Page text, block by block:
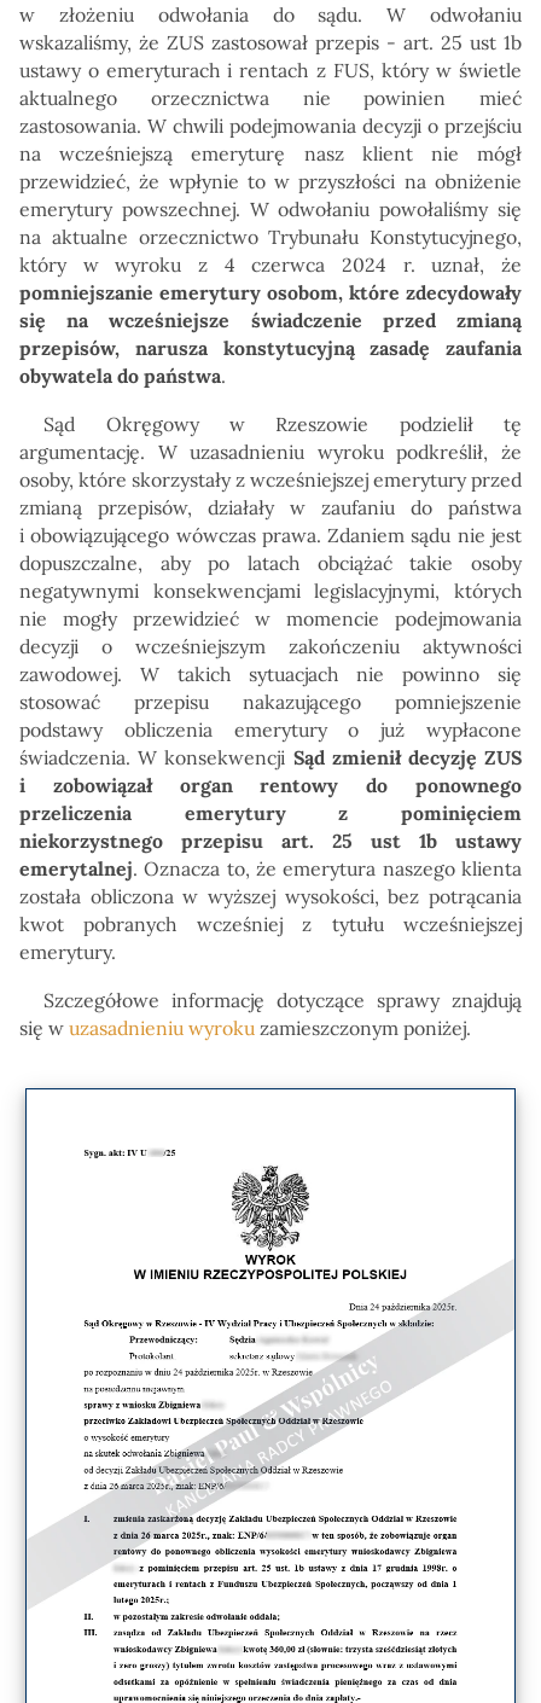
w złożeniu odwołania do sądu. W odwołaniu
wskazaliśmy, że ZUS zastosował przepis - art. 25 ust 1b
ustawy o emeryturach i rentach z FUS, który w świetle
aktualnego orzecznictwa nie powinien mieć
zastosowania. W chwili podejmowania decyzji o przejściu
na wcześniejszą emeryturę nasz klient nie mógł
przewidzieć, że wpłynie to w przyszłości na obniżenie
emerytury powszechnej. W odwołaniu powołaliśmy się
na aktualne orzecznictwo Trybunału Konstytucyjnego,
który w wyroku z 4 czerwca 2024 r. uznał, że
pomniejszanie emerytury osobom, które zdecydowały
się na wcześniejsze świadczenie przed zmianą
przepisów, narusza konstytucyjną zasadę zaufania
obywatela do państwa.
Sąd Okręgowy w Rzeszowie podzielił tę
argumentację. W uzasadnieniu wyroku podkreślił, że
osoby, które skorzystały z wcześniejszej emerytury przed
zmianą przepisów, działały w zaufaniu do państwa
i obowiązującego wówczas prawa. Zdaniem sądu nie jest
dopuszczalne, aby po latach obciążać takie osoby
negatywnymi konsekwencjami legislacyjnymi, których
nie mogły przewidzieć w momencie podejmowania
decyzji o wcześniejszym zakończeniu aktywności
zawodowej. W takich sytuacjach nie powinno się
stosować przepisu nakazującego pomniejszenie
podstawy obliczenia emerytury o już wypłacone
świadczenia. W konsekwencji Sąd zmienił decyzję ZUS
i zobowiązał organ rentowy do ponownego
przeliczenia emerytury z pominięciem
niekorzystnego przepisu art. 25 ust 1b ustawy
emerytalnej. Oznacza to, że emerytura naszego klienta
została obliczona w wyższej wysokości, bez potrącania
kwot pobranych wcześniej z tytułu wcześniejszej
emerytury.
Szczegółowe informację dotyczące sprawy znajdują
się w uzasadnieniu wyrokuzamieszczonym poniżej.